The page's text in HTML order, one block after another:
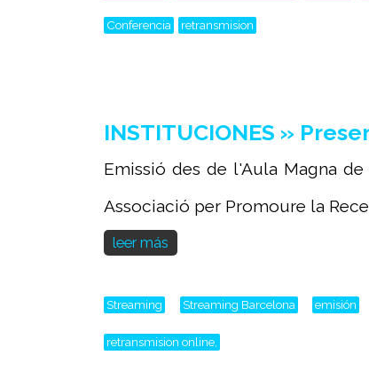
Conferencia retransmision
INSTITUCIONES »
Emissió des de l'Aula Magna
Associació per Promoure la
leer más
Streaming Streaming Barcelona emisión
retransmision online,